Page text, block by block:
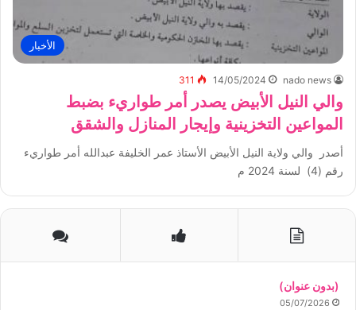
الأخبار
nado news
14/05/2024
311
والي النيل الأبيض يصدر أمر طواريء بضبط
المواعين التخزينية وإيجار المنازل والشقق
أصدر والي ولاية النيل الأبيض الأستاذ عمر الخليفة عبدالله أمر طواريء
رقم (4) لسنة 2024 م
(بدون عنوان)
05/07/2026